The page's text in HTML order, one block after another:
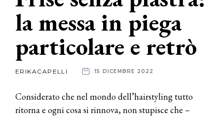
News
News
aziende
la messa in piega
particolare e retrò
ERIKACAPELLI 15 DICEMBRE 2022
Considerato che nel mondo dell’hairstyling tutto
ritorna e ogni cosa si rinnova, non stupisce che –